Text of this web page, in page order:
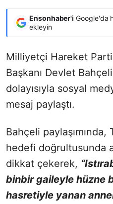
Ensonhaber'i Google'da
ekleyin
Milliyetçi Hareket
Başkanı Devlet
dolayısıyla sosyal
mesaj paylaştı.
Bahçeli
hedefi doğrultusunda
dikkat çekerek,
binbir gaileyle hüzne
hasretiyle yanan